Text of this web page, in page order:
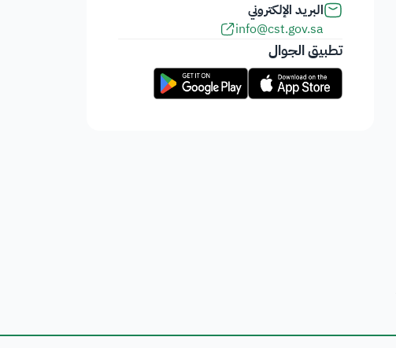
البريد الإلكتروني
info@cst.gov.sa
تطبيق الجوال